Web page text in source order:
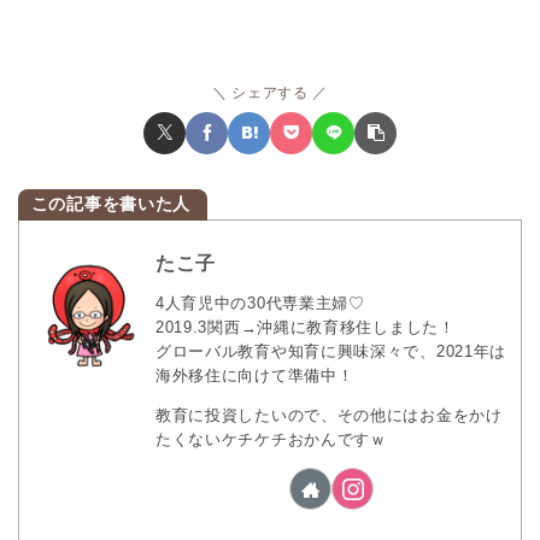
シェアする
たこ子
4人育児中の30代専業主婦♡
2019.3関西→沖縄に教育移住しました！
グローバル教育や知育に興味深々で、2021年は
海外移住に向けて準備中！
教育に投資したいので、その他にはお金をかけ
たくないケチケチおかんですｗ